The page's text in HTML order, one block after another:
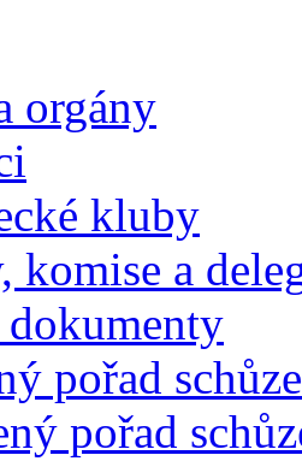
orgány
kluby
komise a
dokumenty
pořad schůze
pořad